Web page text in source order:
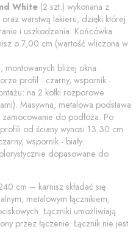
White (2 szt.) wykonana z
warstwą lakieru, dzięki której
i uszkodzenia. Końcówka
o 7,00 cm (wartość wliczona w
montowanych bliżej okna.
profil - czarny, wspornik -
na 2 kołki rozporowe
Masywna, metalowa podstawa
do podłoża. Po
od ściany wynosi 13.30 cm
wspornik - biały.
dopasowane do
cm – karnisz składać się
metalowym łącznikiem,
Łączniki umożliwiają
przez łączenie. Łącznik nie jest